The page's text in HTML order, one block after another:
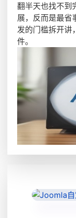
翻半天也找不到
展，反而是最省
发的门槛拆开讲
件。